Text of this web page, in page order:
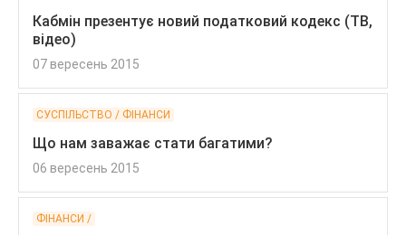
Кабмін презентує новий податковий кодекс (ТВ,
відео)
07 вересень 2015
СУСПІЛЬСТВО / ФІНАНСИ
Що нам заважає стати багатими?
06 вересень 2015
ФІНАНСИ /